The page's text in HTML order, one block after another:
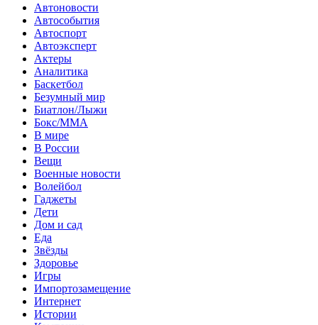
Автоновости
Автособытия
Автоспорт
Автоэксперт
Актеры
Аналитика
Баскетбол
Безумный мир
Биатлон/Лыжи
Бокс/MMA
В мире
В России
Вещи
Военные новости
Волейбол
Гаджеты
Дети
Дом и сад
Еда
Звёзды
Здоровье
Игры
Импортозамещение
Интернет
Истории